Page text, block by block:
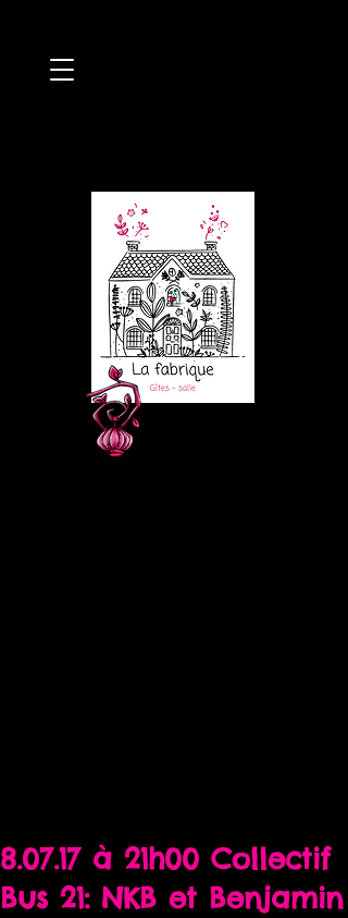
8.07.17 à 21h00 Collectif
Bus 21: NKB et Benjamin